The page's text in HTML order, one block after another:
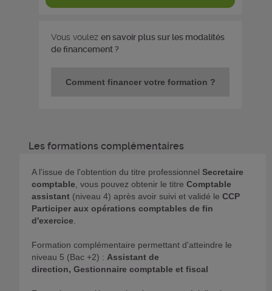
Vous voulez en savoir plus sur les modalités
de financement ?
Comment financer votre formation ?
Les formations complémentaires
A l'issue de l'obtention du titre professionnel Secretaire
comptable , vous pouvez obtenir le titre Comptable
assistant (niveau 4) après avoir suivi et validé le CCP
Participer aux opérations comptables de fin
d'exercice
Formation complémentaire permettant d'atteindre le
niveau 5 (Bac +2) : Assistant de
direction, Gestionnaire comptable et fiscal